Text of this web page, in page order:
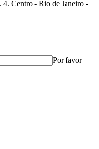
4. Centro - Rio de Janeiro -
Por favor